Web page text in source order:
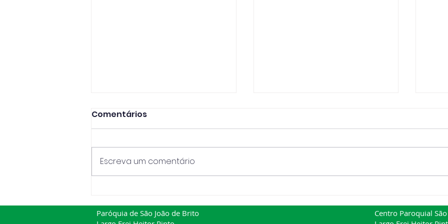
São João de Brito está de
regresso!
Comum
Comentários
Escreva um comentário
Paróquia de São João de Brito
Centro Paroquial